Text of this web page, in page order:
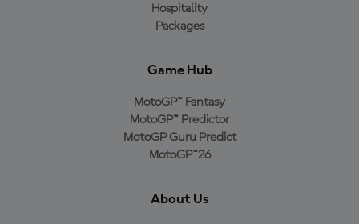
Hospitality
Packages
Game Hub
MotoGP™ Fantasy
MotoGP™ Predictor
MotoGP Guru Predict
MotoGP™26
About Us